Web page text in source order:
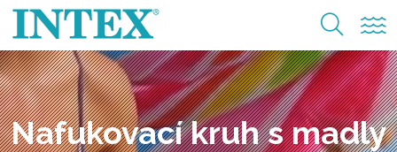
Nafukovací kruh s madly